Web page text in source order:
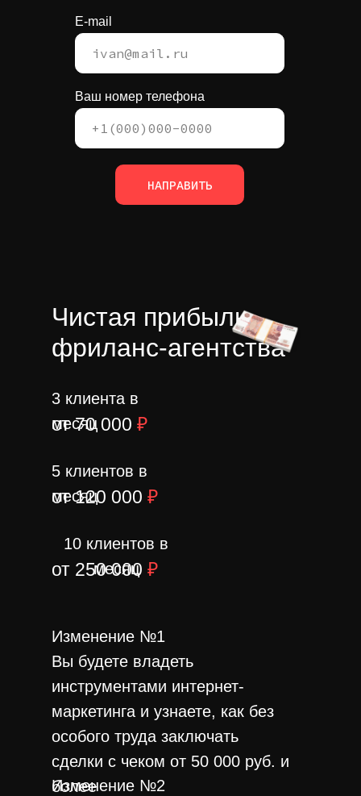
E-mail
Ваш номер телефона
НАПРАВИТЬ
Чистая прибыль
фриланс-агентства
от 70 000 ₽
3 клиента в
месяц
от 120 000 ₽
5 клиентов в
месяц
от 250 000 ₽
10 клиентов в
месяц
Изменение №1
Вы будете владеть
инструментами интернет-
маркетинга и узнаете, как без
особого труда заключать
сделки с чеком от 50 000 руб. и
более
Изменение №2